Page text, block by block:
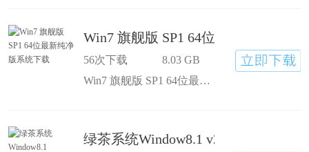
Win7 旗舰版 SP1 64位最新纯净版系
56次下载
8.03 GB
Win7 旗舰版 SP1 64位最新版系统采用人性化设计，并且安全纯净、适用性强，系统没有任何病毒、木马及流氓软件，支持各类新老机型，稳定流畅非常值得下载安装。
绿茶系统Window8.1 v2020.04 32位